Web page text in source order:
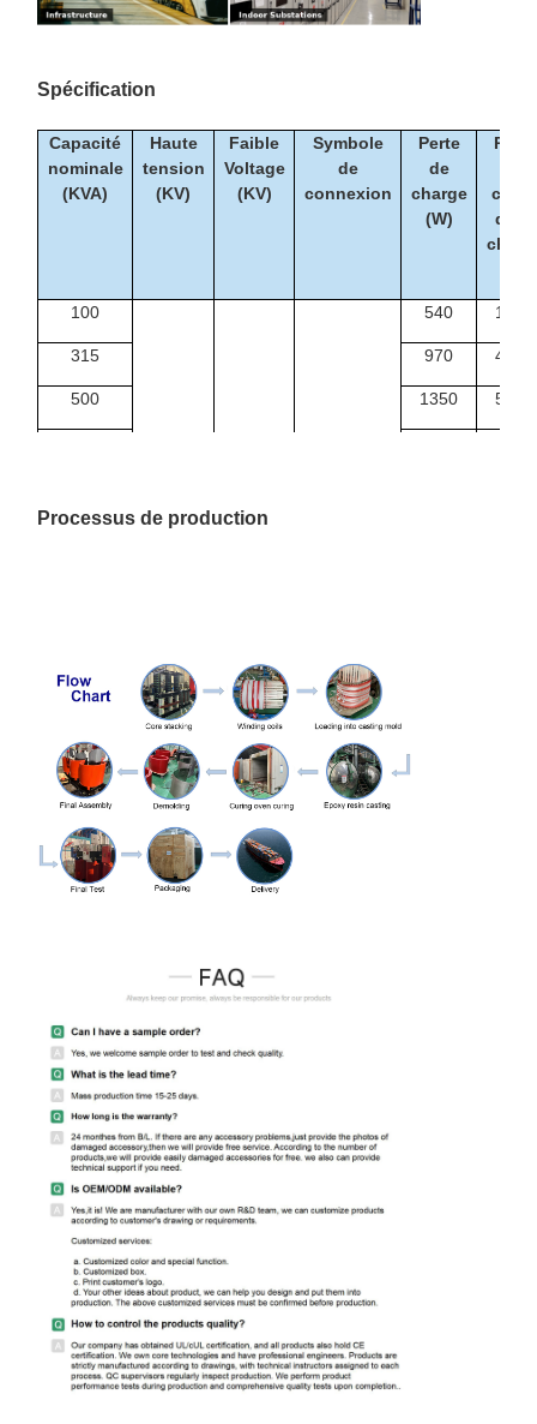
Spécification
Capacité
nominale
(KVA)
Haute
tension
(KV)
Faible
Voltage
(KV)
Symbole
de
connexion
Perte
de
charge
(W)
Perte
cours
de la
100
10 0.4
540 1990
315 970 4080
500 1350 5790
1250
Processus de production